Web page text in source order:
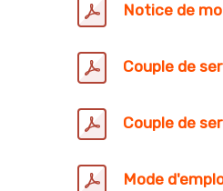
Notice de
Couple de
Couple de
Mode